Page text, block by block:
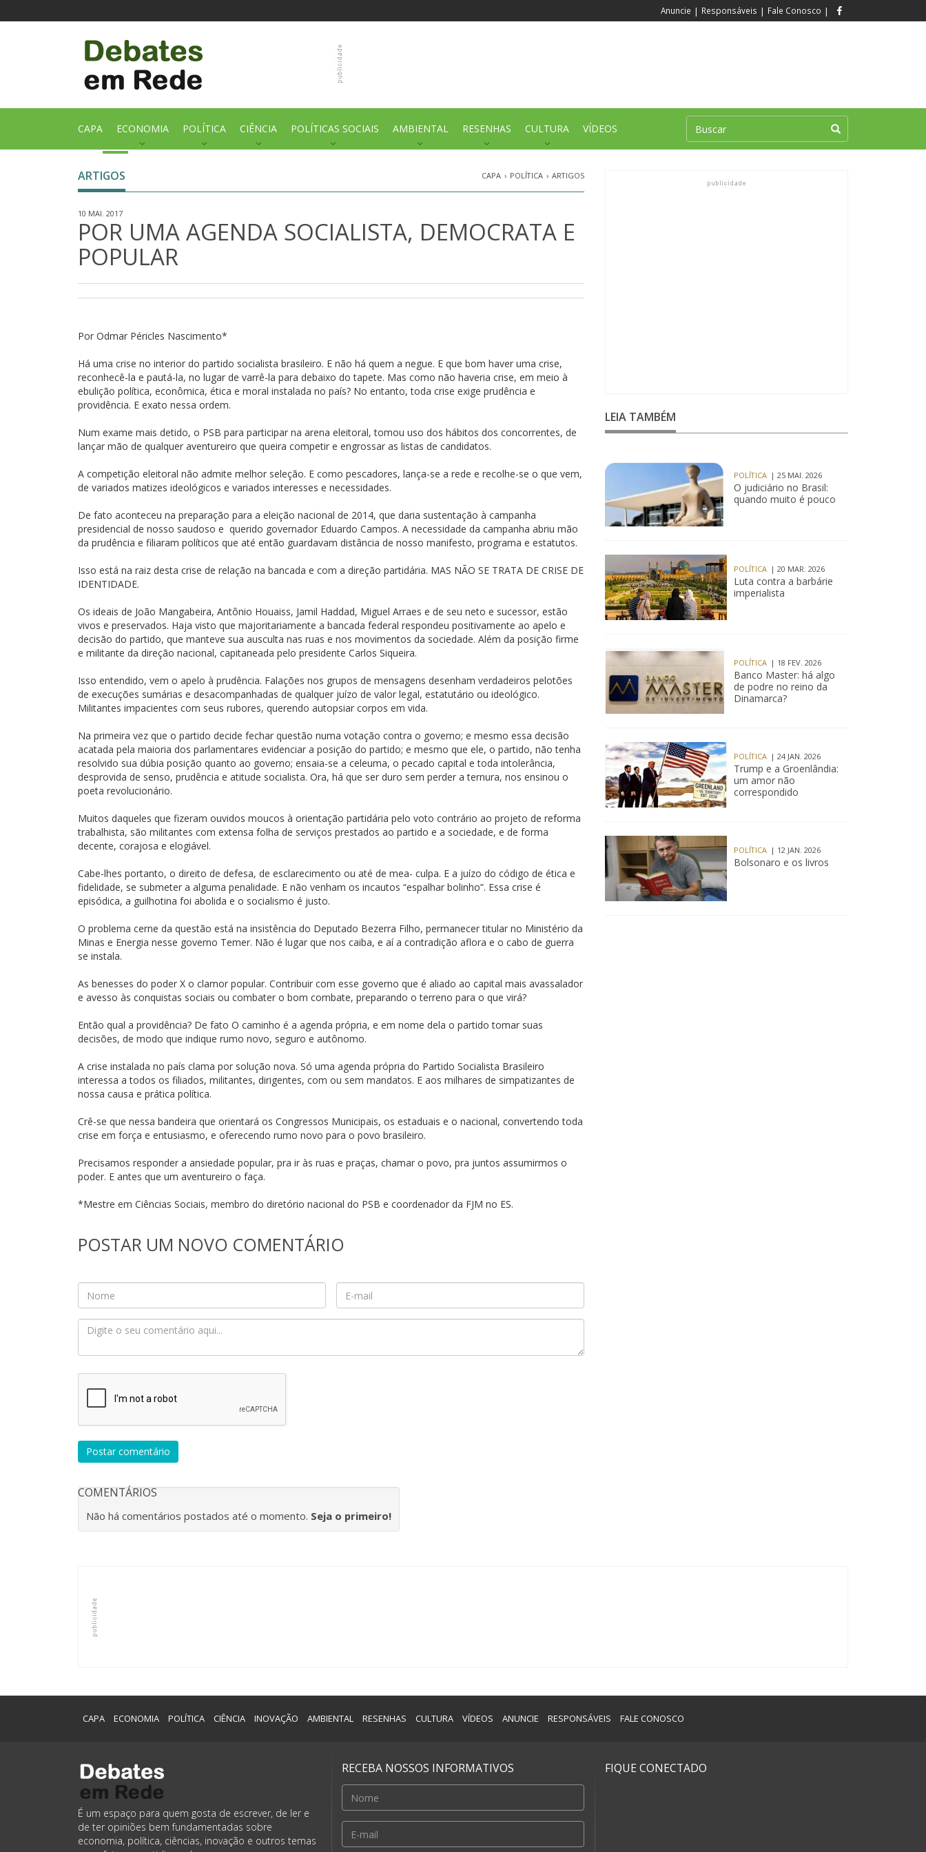
Anuncie | Responsáveis | Fale Conosco |
CAPA ECONOMIA POLÍTICA CIÊNCIA POLÍTICAS SOCIAIS AMBIENTAL RESENHAS CULTURA VÍDEOS
ARTIGOS CAPA › POLÍTICA › ARTIGOS
10 MAI. 2017
POR UMA AGENDA SOCIALISTA, DEMOCRATA E
POPULAR
Por Odmar Péricles Nascimento*
Há uma crise no interior do partido socialista brasileiro. E não há quem a negue. E que bom haver uma crise,
reconhecê-la e pautá-la, no lugar de varrê-la para debaixo do tapete. Mas como não haveria crise, em meio à
ebulição política, econômica, ética e moral instalada no país? No entanto, toda crise exige prudência e
providência. E exato nessa ordem.
Num exame mais detido, o PSB para participar na arena eleitoral, tomou uso dos hábitos dos concorrentes, de
lançar mão de qualquer aventureiro que queira competir e engrossar as listas de candidatos.
A competição eleitoral não admite melhor seleção. E como pescadores, lança-se a rede e recolhe-se o que vem,
de variados matizes ideológicos e variados interesses e necessidades.
De fato aconteceu na preparação para a eleição nacional de 2014, que daria sustentação à campanha
presidencial de nosso saudoso e querido governador Eduardo Campos. A necessidade da campanha abriu mão
da prudência e filiaram políticos que até então guardavam distância de nosso manifesto, programa e estatutos.
Isso está na raiz desta crise de relação na bancada e com a direção partidária. MAS NÃO SE TRATA DE CRISE DE
IDENTIDADE.
Os ideais de João Mangabeira, Antônio Houaiss, Jamil Haddad, Miguel Arraes e de seu neto e sucessor, estão
vivos e preservados. Haja visto que majoritariamente a bancada federal respondeu positivamente ao apelo e
decisão do partido, que manteve sua ausculta nas ruas e nos movimentos da sociedade. Além da posição firme
e militante da direção nacional, capitaneada pelo presidente Carlos Siqueira.
Isso entendido, vem o apelo à prudência. Falações nos grupos de mensagens desenham verdadeiros pelotões
de execuções sumárias e desacompanhadas de qualquer juízo de valor legal, estatutário ou ideológico.
Militantes impacientes com seus rubores, querendo autopsiar corpos em vida.
Na primeira vez que o partido decide fechar questão numa votação contra o governo; e mesmo essa decisão
acatada pela maioria dos parlamentares evidenciar a posição do partido; e mesmo que ele, o partido, não tenha
resolvido sua dúbia posição quanto ao governo; ensaia-se a celeuma, o pecado capital e toda intolerância,
desprovida de senso, prudência e atitude socialista. Ora, há que ser duro sem perder a ternura, nos ensinou o
poeta revolucionário.
Muitos daqueles que fizeram ouvidos moucos à orientação partidária pelo voto contrário ao projeto de reforma
trabalhista, são militantes com extensa folha de serviços prestados ao partido e a sociedade, e de forma
decente, corajosa e elogiável.
Cabe-lhes portanto, o direito de defesa, de esclarecimento ou até de mea- culpa. E a juízo do código de ética e
fidelidade, se submeter a alguma penalidade. E não venham os incautos “espalhar bolinho”. Essa crise é
episódica, a guilhotina foi abolida e o socialismo é justo.
O problema cerne da questão está na insistência do Deputado Bezerra Filho, permanecer titular no Ministério da
Minas e Energia nesse governo Temer. Não é lugar que nos caiba, e aí a contradição aflora e o cabo de guerra
se instala.
As benesses do poder X o clamor popular. Contribuir com esse governo que é aliado ao capital mais avassalador
e avesso às conquistas sociais ou combater o bom combate, preparando o terreno para o que virá?
Então qual a providência? De fato O caminho é a agenda própria, e em nome dela o partido tomar suas
decisões, de modo que indique rumo novo, seguro e autônomo.
A crise instalada no país clama por solução nova. Só uma agenda própria do Partido Socialista Brasileiro
interessa a todos os filiados, militantes, dirigentes, com ou sem mandatos. E aos milhares de simpatizantes de
nossa causa e prática política.
Crê-se que nessa bandeira que orientará os Congressos Municipais, os estaduais e o nacional, convertendo toda
crise em força e entusiasmo, e oferecendo rumo novo para o povo brasileiro.
Precisamos responder a ansiedade popular, pra ir às ruas e praças, chamar o povo, pra juntos assumirmos o
poder. E antes que um aventureiro o faça.
*Mestre em Ciências Sociais, membro do diretório nacional do PSB e coordenador da FJM no ES.
POSTAR UM NOVO COMENTÁRIO
Postar comentário
COMENTÁRIOS
Não há comentários postados até o momento. Seja o primeiro!
LEIA TAMBÉM
POLÍTICA | 25 MAI. 2026
O judiciário no Brasil:
quando muito é pouco
POLÍTICA | 20 MAR. 2026
Luta contra a barbárie
imperialista
POLÍTICA | 18 FEV. 2026
Banco Master: há algo
de podre no reino da
Dinamarca?
POLÍTICA | 24 JAN. 2026
Trump e a Groenlândia:
um amor não
correspondido
POLÍTICA | 12 JAN. 2026
Bolsonaro e os livros
CAPA ECONOMIA POLÍTICA CIÊNCIA INOVAÇÃO AMBIENTAL RESENHAS CULTURA VÍDEOS ANUNCIE RESPONSÁVEIS FALE CONOSCO
É um espaço para quem gosta de escrever, de ler e
de ter opiniões bem fundamentadas sobre
economia, política, ciências, inovação e outros temas
RECEBA NOSSOS INFORMATIVOS FIQUE CONECTADO